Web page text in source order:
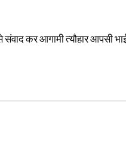
से संवाद कर आगामी त्यौहार